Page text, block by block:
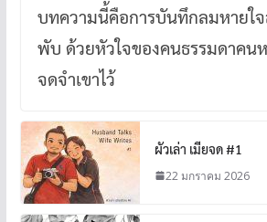
บทความนี้คือการบันทึกลมหายใ
พับ ด้วยหัวใจของคนธรรมดาคน
จดจำเขาไว้
ผัวเล่า เมียจด #1
22 มกราคม 2026